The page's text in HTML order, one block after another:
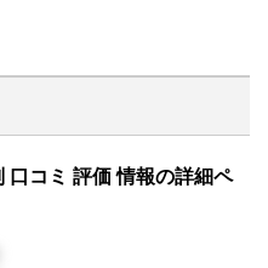
口コミ 評価 情報の詳細ペ